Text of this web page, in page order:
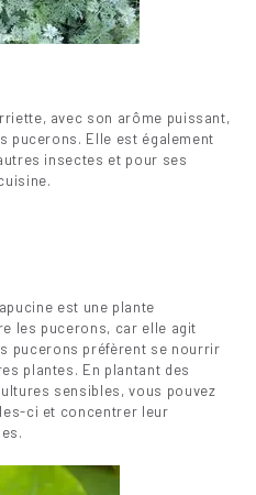
avec son arôme puissant,
pucerons. Elle est également
insectes et pour ses
est une plante
les pucerons, car elle agit
pucerons préfèrent se nourrir
plantes. En plantant des
sensibles, vous pouvez
ci et concentrer leur